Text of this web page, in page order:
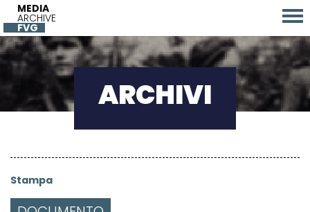
MEDIA
ARCHIVE
FVG
ARCHIVI
Stampa